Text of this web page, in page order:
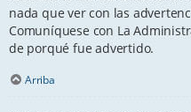
nada que ver con las
Comuníquese con La
de porqué fue advertido.
Arriba